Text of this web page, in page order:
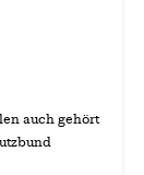
auch gehört